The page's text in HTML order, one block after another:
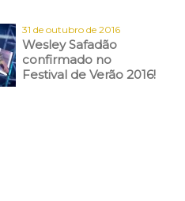
31 de outubro de 2016
Wesley Safadão
confirmado no
Festival de Verão 2016!